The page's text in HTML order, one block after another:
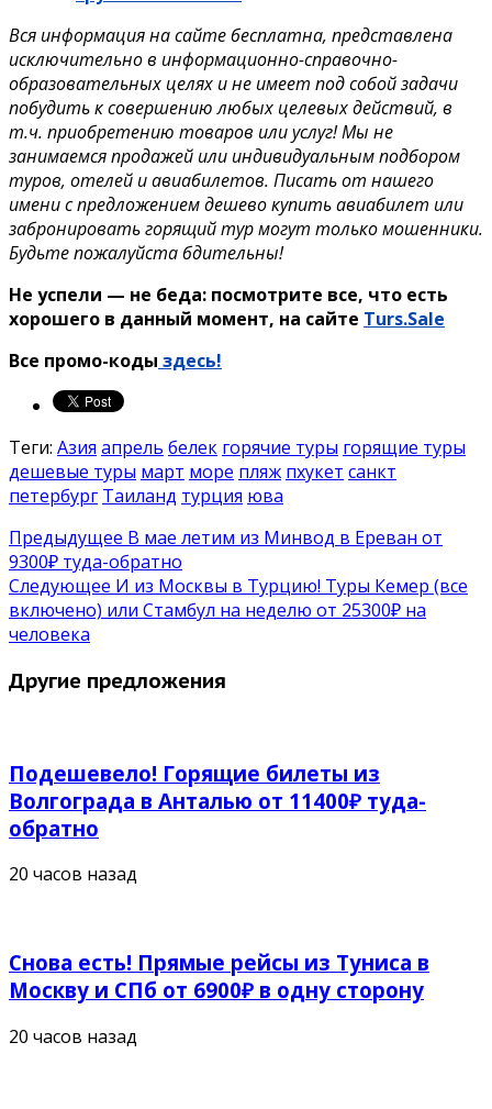
Вся информация на сайте бесплатна, представлена
исключительно в информационно-справочно-
образовательных целях и не имеет под собой задачи
побудить к совершению любых целевых действий, в
т.ч. приобретению товаров или услуг! Мы не
занимаемся продажей или индивидуальным подбором
туров, отелей и авиабилетов. Писать от нашего
имени с предложением дешево купить авиабилет или
забронировать горящий тур могут только мошенники.
Будьте пожалуйста бдительны!
Не успели — не беда: посмотрите все, что есть
хорошего в данный момент, на сайте Turs.Sale
Все промо-коды здесь!
Теги: Азия апрель белек горячие туры горящие туры
дешевые туры март море пляж пхукет санкт
петербург Таиланд турция юва
Предыдущее В мае летим из Минвод в Ереван от
9300₽ туда-обратно
Следующее И из Москвы в Турцию! Туры Кемер (все
включено) или Стамбул на неделю от 25300₽ на
человека
Другие предложения
Подешевело! Горящие билеты из
Волгограда в Анталью от 11400₽ туда-
обратно
20 часов назад
Снова есть! Прямые рейсы из Туниса в
Москву и СПб от 6900₽ в одну сторону
20 часов назад